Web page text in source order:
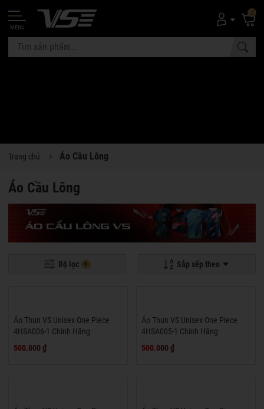
MENU
0
Trang chủ Áo Cầu Lông
Áo Cầu Lông
Bộ lọc 0 Sắp xếp theo
Áo Thun VS Unisex One Piece
4HSA006-1 Chính Hãng
500.000 ₫
Áo Thun VS Unisex One Piece
4HSA005-1 Chính Hãng
500.000 ₫